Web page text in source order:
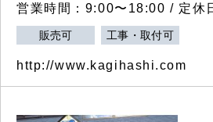
営業時間：9:00〜18:00 / 定休
販売可 工事・取付可
http://www.kagihashi.com